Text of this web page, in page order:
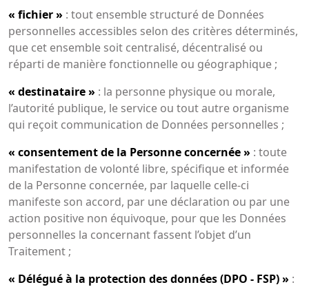
« fichier » : tout ensemble structuré de Données
personnelles accessibles selon des critères déterminés,
que cet ensemble soit centralisé, décentralisé ou
réparti de manière fonctionnelle ou géographique ;
« destinataire » : la personne physique ou morale,
l’autorité publique, le service ou tout autre organisme
qui reçoit communication de Données personnelles ;
« consentement de la Personne concernée » : toute
manifestation de volonté libre, spécifique et informée
de la Personne concernée, par laquelle celle-ci
manifeste son accord, par une déclaration ou par une
action positive non équivoque, pour que les Données
personnelles la concernant fassent l’objet d’un
Traitement ;
« Délégué à la protection des données (DPO - FSP) » :